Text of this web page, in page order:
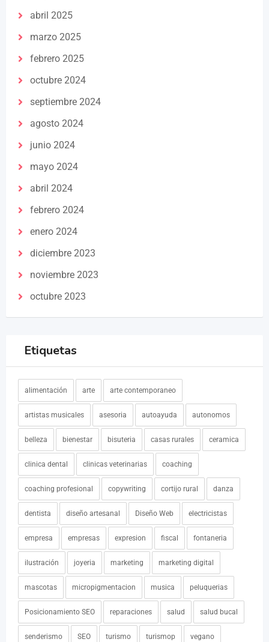
abril 2025
marzo 2025
febrero 2025
octubre 2024
septiembre 2024
agosto 2024
junio 2024
mayo 2024
abril 2024
febrero 2024
enero 2024
diciembre 2023
noviembre 2023
octubre 2023
Etiquetas
alimentación arte arte contemporaneo
artistas musicales asesoria autoayuda autonomos
belleza bienestar bisuteria casas rurales ceramica
clinica dental clinicas veterinarias coaching
coaching profesional copywriting cortijo rural danza
dentista diseño artesanal Diseño Web electricistas
empresa empresas expresion fiscal fontaneria
ilustración joyeria marketing marketing digital
mascotas micropigmentacion musica peluquerias
Posicionamiento SEO reparaciones salud salud bucal
senderismo SEO turismo turismop vegano